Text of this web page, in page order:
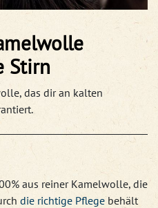
Stirn
das dir an kalten
aus reiner Kamelwolle, die
die richtige Pflegebehält